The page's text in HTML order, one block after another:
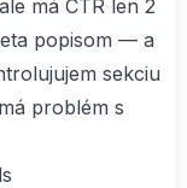
má CTR len 2
popisom — a
sekciu
problém s